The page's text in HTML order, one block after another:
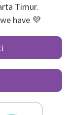
Timur.
have 💜